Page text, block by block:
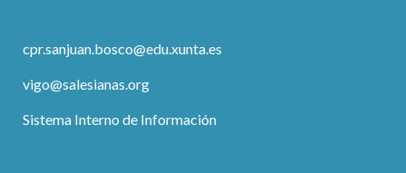
cpr.sanjuan.bosco@edu.xunta.es
vigo@salesianas.org
Sistema Interno de Información